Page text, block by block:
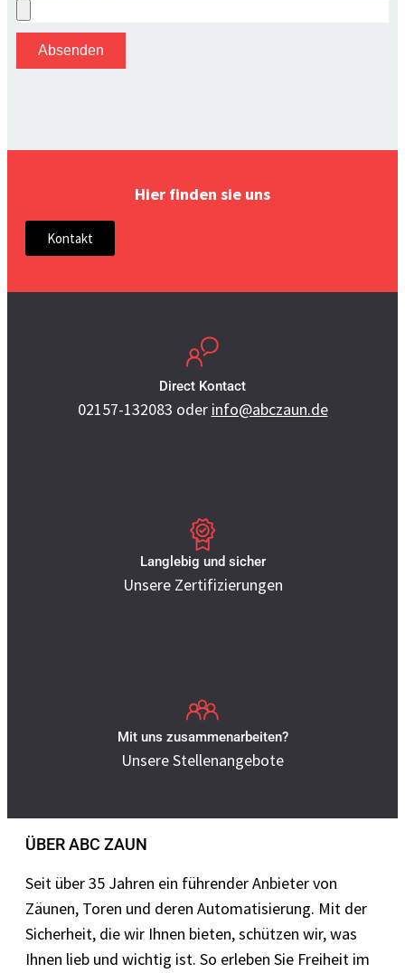
Absenden
Hier finden sie uns
Kontakt
Direct Kontact
02157-132083 oder info@abczaun.de
Langlebig und sicher
Unsere Zertifizierungen
Mit uns zusammenarbeiten?
Unsere Stellenangebote
ÜBER ABC ZAUN
Seit über 35 Jahren ein führender Anbieter von
Zäunen, Toren und deren Automatisierung. Mit der
Sicherheit, die wir Ihnen bieten, schützen wir, was
Ihnen lieb und wichtig ist. So erleben Sie Freiheit im